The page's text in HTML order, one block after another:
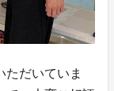
ただいていま